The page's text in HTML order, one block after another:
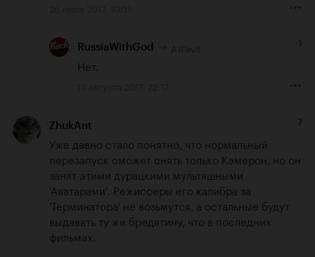
RussiaWithGod -1
Нет.
ZhukAnt 7
Уже давно стало понятно, что нормальный
перезапуск сможет снять только Кэмерон, но он
занят этими дурацкими мультяшными
'Аватарами'. Режиссеры его калибра за
'Терминатора' не возьмутся, а остальные будут
выдавать ту же бредятину, что в последних
фильмах.